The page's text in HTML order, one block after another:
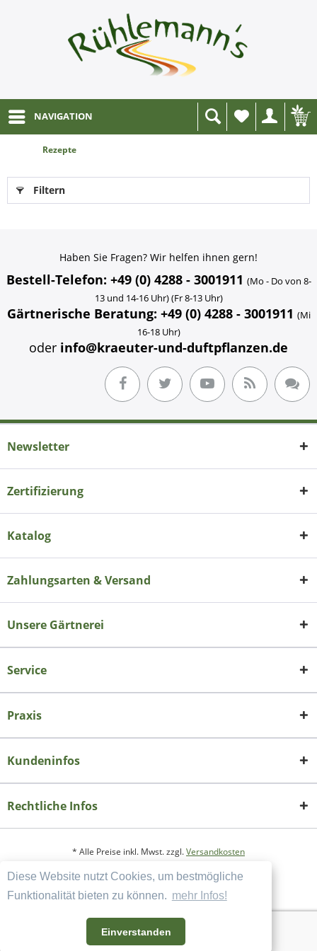
Diese Website nutzt Cookies, um bestmögliche
Funktionalität bieten zu können. mehr Infos!
Einverstanden
NAVIGATION
Wunschliste
Rezepte
Filtern
Haben Sie Fragen? Wir helfen ihnen gern!
Bestell-Telefon: +49 (0) 4288 - 3001911 (Mo - Do von 8-
13 und 14-16 Uhr) (Fr 8-13 Uhr)
Gärtnerische Beratung: +49 (0) 4288 - 3001911 (Mi
16-18 Uhr)
oder info@kraeuter-und-duftpflanzen.de
Newsletter
Zertifizierung
Katalog
Zahlungsarten & Versand
Unsere Gärtnerei
Service
Praxis
Kundeninfos
Rechtliche Infos
* Alle Preise inkl. Mwst. zzgl.Versandkosten
Copyright
Datenschutzerklärung
Widerrufsbelehrung und Muster-Widerrufsformular
AGB und Kundeninformation